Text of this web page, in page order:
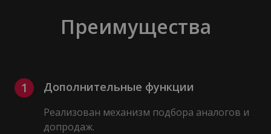
Преимущества
1 Дополнительные функции
Реализован механизм подбора аналогов и
допродаж.